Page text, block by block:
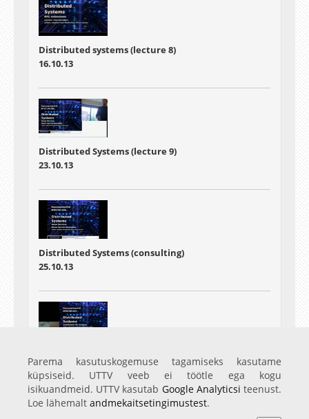
Distributed systems (lecture 8)
16.10.13
Distributed Systems (lecture 9)
23.10.13
Distributed Systems (consulting)
25.10.13
Distributed Systems
30.10.13
Parema kasutuskogemuse tagamiseks kasutame
küpsiseid. UTTV veeb ei töötle ega kogu
isikuandmeid. UTTV kasutab Google Analyticsi teenust.
Loe lähemalt andmekaitsetingimustest.